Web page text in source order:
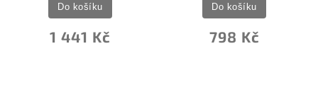
1 441 Kč
Do košíku
798 Kč
Do košíku